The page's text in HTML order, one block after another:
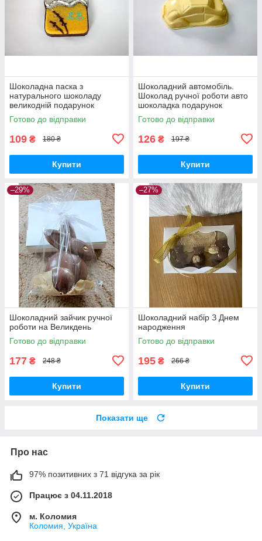
Шоколадна паска з
натурального шоколаду
великодній подарунок
Готово до відправки
109 ₴ 180 ₴
Купити
Шоколадний автомобіль.
Шоколад ручної роботи авто
шоколадка подарунок
Готово до відправки
126 ₴ 197 ₴
Купити
–29%
Шоколадний зайчик ручної
роботи на Великдень
Готово до відправки
177 ₴ 248 ₴
Купити
–27%
Шоколадний набір З Днем
народження
Готово до відправки
195 ₴ 266 ₴
Купити
Показати ще
Про нас
97% позитивних з 71 відгука за рік
Працює з 04.11.2018
м. Коломия
Коломия, Україна